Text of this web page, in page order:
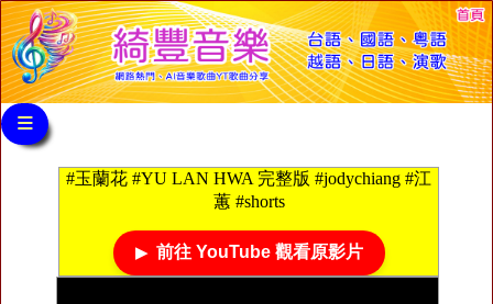
≡
#玉蘭花 #YU LAN HWA 完整版 #jodychiang #江
蕙 #shorts
前往 YouTube 觀看原影片